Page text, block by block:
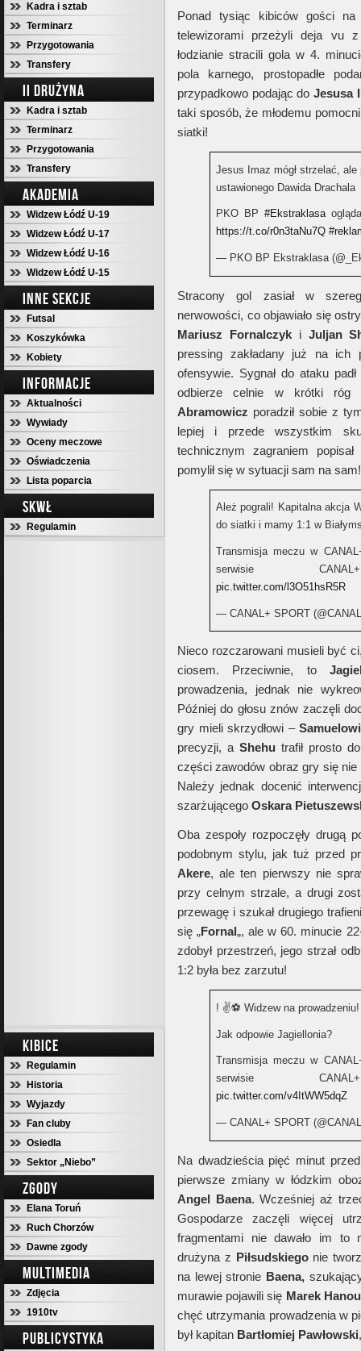
Kadra i sztab
Terminarz
Przygotowania
Transfery
II DRUŻYNA
Kadra i sztab
Terminarz
Przygotowania
Transfery
AKADEMIA
Widzew Łódź U-19
Widzew Łódź U-17
Widzew Łódź U-16
Widzew Łódź U-15
INNE SEKCJE
Futsal
Koszykówka
Kobiety
INFORMACJE
Aktualności
Wywiady
Oceny meczowe
Oświadczenia
Lista poparcia
SKWŁ
Regulamin
KIBICE
Regulamin
Historia
Wyjazdy
Fan cluby
Osiedla
Sektor „Niebo”
ZGODY
Elana Toruń
Ruch Chorzów
Dawne zgody
MULTIMEDIA
Zdjęcia
1910tv
PUBLICYSTYKA
Ponad tysiąc kibiców gości
telewizorami przeżyli deja vu
łodzianie stracili gola w 4.
pola karnego, prostopadłe
przypadkowo podając doJesusa
taki sposób, że młodemu
siatki!
Jesus Imaz mógł strzelać, ale
ustawionego Dawida Drachala
PKO BP #Ekstraklasa
https://t.co/r0n3taNu7Q
— PKO BP Ekstraklasa
Stracony gol zasiał w
nerwowości, co objawiało się
Mariusz Fornalczyki Juljan
pressing zakładany już na ich
ofensywie. Sygnał do ataku
odbierze celnie w krótki róg
Abramowicz poradził sobie z
lepiej i przede wszystkim
technicznym zagraniem
pomylił się w sytuacji sam na sam!
Ależ pograli! Kapitalna akcja
do siatki i mamy 1:1 w
Transmisja meczu w
serwisie
pic.twitter.com/l3O51hsR5R
— CANAL+ SPORT
Nieco rozczarowani musieli być
ciosem. Przeciwnie, to
prowadzenia, jednak nie
Później do głosu znów zaczęli
gry mieli skrzydłowi –
precyzji, a Shehu trafił prosto
części zawodów obraz gry się nie
Należy jednak docenić
szarżującego Oskara
Oba zespoły rozpoczęły drugą
podobnym stylu, jak tuż przed
Akere, ale ten pierwszy nie
przy celnym strzale, a drugi
przewagę i szukał drugiego
się „Fornal„, ale w 60. minucie
zdobył przestrzeń, jego strzał
1:2 była bez zarzutu!
! ✌️⚽ Widzew na prowadzeniu!
Jak odpowie Jagiellonia?
Transmisja meczu w
serwisie
pic.twitter.com/v4ItWW5dqZ
— CANAL+ SPORT
Na dwadzieścia pięć minut
pierwsze zmiany w łódzkim
Angel Baena. Wcześniej aż
Gospodarze zaczęli więcej
fragmentami nie dawało im to
drużyna z Piłsudskiegonie
na lewej stronie Baena,
murawie pojawili się Marek
chęć utrzymania prowadzenia w
był kapitan Bartłomiej Pawłowski